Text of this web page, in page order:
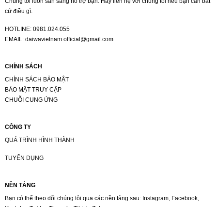
cứ điều gì.
HOTLINE: 0981.024.055
EMAIL: daiwavietnam.official@gmail.com
CHÍNH SÁCH
CHÍNH SÁCH BẢO MẬT
BẢO MẬT TRUY CẬP
CHUỖI CUNG ỨNG
CÔNG TY
QUÁ TRÌNH HÌNH THÀNH
TUYỂN DỤNG
NỀN TẢNG
Bạn có thể theo dõi chúng tôi qua các nền tảng sau: Instagram, Facebook,